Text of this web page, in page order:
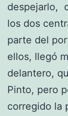
despejarlo,
los dos
parte del
ellos, llegó
delantero,
Pinto, pero
corregido la